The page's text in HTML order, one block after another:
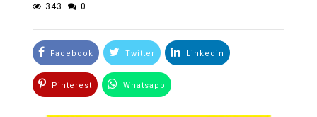
343 0
Facebook Twitter Linkedin
Pinterest Whatsapp